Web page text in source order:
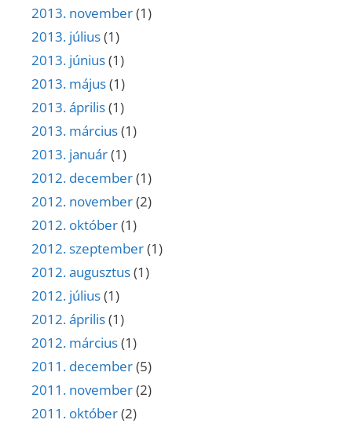
2013. november(1)
2013. július(1)
2013. június(1)
2013. május(1)
2013. április(1)
2013. március(1)
2013. január(1)
2012. december(1)
2012. november(2)
2012. október(1)
2012. szeptember(1)
2012. augusztus(1)
2012. július(1)
2012. április(1)
2012. március(1)
2011. december(5)
2011. november(2)
2011. október(2)